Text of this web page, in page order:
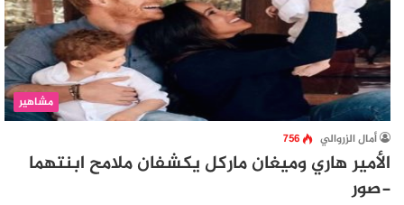
مشاهير
أمال الزروالي 756
الأمير هاري وميغان ماركل يكشفان ملامح ابنتهما
-صور